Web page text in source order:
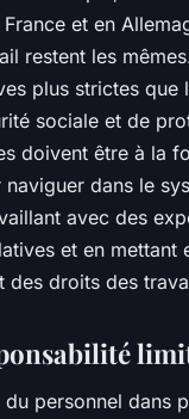
et en
restent les
plus strictes que
sociale et de
doivent être à la
dans le
avec des
et en mettant
des droits des
personnel dans